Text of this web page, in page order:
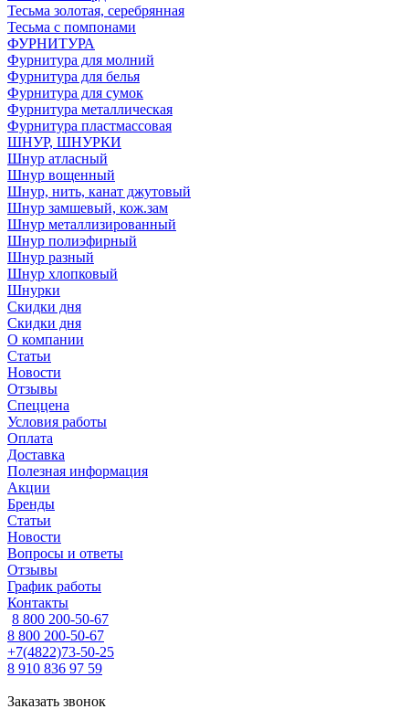
Тесьма золотая, серебрянная
Тесьма с помпонами
ФУРНИТУРА
Фурнитура для молний
Фурнитура для белья
Фурнитура для сумок
Фурнитура металлическая
Фурнитура пластмассовая
ШНУР, ШНУРКИ
Шнур атласный
Шнур вощенный
Шнур, нить, канат джутовый
Шнур замшевый, кож.зам
Шнур металлизированный
Шнур полиэфирный
Шнур разный
Шнур хлопковый
Шнурки
Скидки дня
Скидки дня
О компании
Статьи
Новости
Отзывы
Спеццена
Условия работы
Оплата
Доставка
Полезная информация
Акции
Бренды
Статьи
Новости
Вопросы и ответы
Отзывы
График работы
Контакты
8 800 200-50-67
8 800 200-50-67
+7(4822)73-50-25
8 910 836 97 59
Заказать звонок